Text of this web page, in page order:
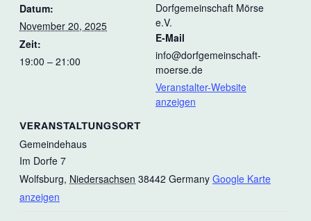
Datum:
November 20, 2025
Zeit:
19:00 – 21:00
VERANSTALTUNGSORT
Gemeindehaus
Im Dorfe 7
Wolfsburg, Niedersachsen 38442 Germany Google Karte
anzeigen
Dorfgemeinschaft Mörse
e.V.
E-Mail
info@dorfgemeinschaft-
moerse.de
Veranstalter-Website
anzeigen